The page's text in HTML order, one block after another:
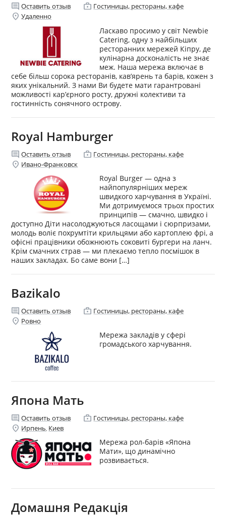
comment Оставить отзыв enterprise Гостиницы, рестораны, кафе
location_on Удаленно
Ласкаво просимо у світ Newbie
Catering, одну з найбільших
ресторанних мережей Кіпру, де
кулінарна досконалість не знає
меж. Наша мережа включає в
себе більш сорока ресторанів, кав’ярень та барів, кожен з
яких унікальний. З нами Ви будете мати гарантровані
можливості кар’єрного росту, дружні колективи та
гостинність сонячного острову.
Royal Hamburger
comment Оставить отзыв enterprise Гостиницы, рестораны, кафе
location_on Ивано-Франковск
Royal Burger — одна з
найпопулярніших мереж
швидкого харчування в Україні.
Ми дотримуємося трьох простих
принципів — смачно, швидко і
доступно Діти насолоджуються ласощами і сюрпризами,
молодь воліє похрумтіти крильцями або картоплею фрі, а
офісні працівники обожнюють соковиті бургери на ланч.
Крім смачних страв — ми плекаємо тепло посмішок в
наших закладах. Бо саме вони […]
Bazikalo
comment Оставить отзыв enterprise Гостиницы, рестораны, кафе
location_on Ровно
Мережа закладів у сфері
громадського харчування.
Япона Мать
comment Оставить отзыв enterprise Гостиницы, рестораны, кафе
location_on Ирпень, Киев
Мережа рол-барів «Япона
Мати», що динамічно
розвивається.
Домашня Редакція